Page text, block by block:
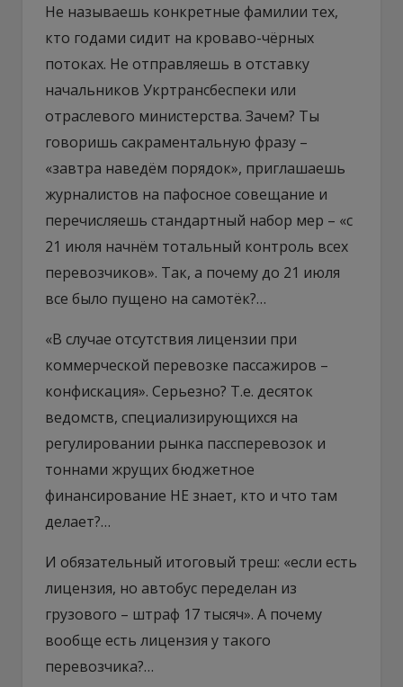
Не называешь конкретные фамилии тех,
кто годами сидит на кроваво-чёрных
потоках. Не отправляешь в отставку
начальников Укртрансбеспеки или
отраслевого министерства. Зачем? Ты
говоришь сакраментальную фразу –
«завтра наведём порядок», приглашаешь
журналистов на пафосное совещание и
перечисляешь стандартный набор мер – «с
21 июля начнём тотальный контроль всех
перевозчиков». Так, а почему до 21 июля
все было пущено на самотёк?…
«В случае отсутствия лицензии при
коммерческой перевозке пассажиров –
конфискация». Серьезно? Т.е. десяток
ведомств, специализирующихся на
регулировании рынка пассперевозок и
тоннами жрущих бюджетное
финансирование НЕ знает, кто и что там
делает?…
И обязательный итоговый треш: «если есть
лицензия, но автобус переделан из
грузового – штраф 17 тысяч». А почему
вообще есть лицензия у такого
перевозчика?…